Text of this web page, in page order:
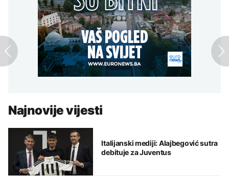
Najnovije vijesti
Italijanski mediji: Alajbegović sutra
debituje za Juventus